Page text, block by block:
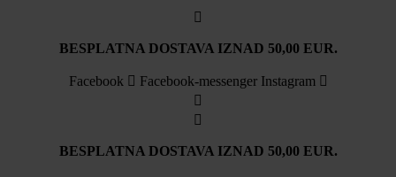
BESPLATNA DOSTAVA IZNAD 50,00 EUR.
Facebook Facebook-messenger Instagram
BESPLATNA DOSTAVA IZNAD 50,00 EUR.